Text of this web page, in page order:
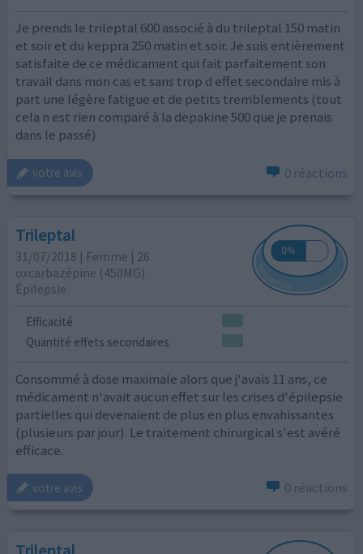
Je prends le trileptal 600 associé à du trileptal 150 matin
et soir et du keppra 250 matin et soir. Je suis entièrement
satisfaite de ce médicament qui fait parfaitement son
travail dans mon cas et sans trop d effet secondaire mis à
part une légère fatigue et de petits tremblements (tout
cela n est rien comparé à la depakine 500 que je prenais
dans le passé)
votre avis 0 réactions
Trileptal
31/07/2018 | Femme | 26
oxcarbazépine (450MG)
Épilepsie
Efficacité
Quantité effets secondaires
Consommé à dose maximale alors que j'avais 11 ans, ce
médicament n'avait aucun effet sur les crises d'épilepsie
partielles qui devenaient de plus en plus envahissantes
(plusieurs par jour). Le traitement chirurgical s'est avéré
efficace.
votre avis 0 réactions